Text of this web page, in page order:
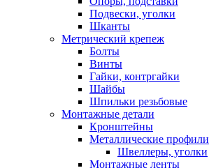
Подвески, уголки
Шканты
Метрический крепеж
Болты
Винты
Гайки, контргайки
Шайбы
Шпильки резьбовые
Монтажные детали
Кронштейны
Металлические профили
Швеллеры, уголки
Монтажные ленты